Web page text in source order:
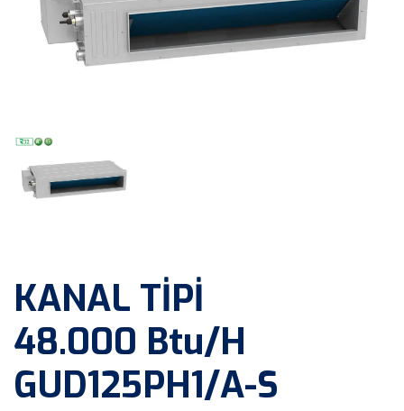
KANAL TİPİ
48.000 Btu/h
GUD125PH1/A-S